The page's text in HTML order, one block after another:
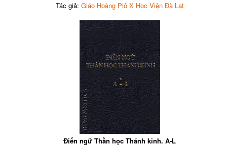
Tác giả: Giáo Hoàng Piô X Học Viện Đà Lạt
Điển ngữ Thần học Thánh kinh. A-L